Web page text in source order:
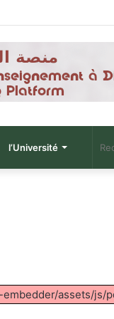
l’Université
assets/js/